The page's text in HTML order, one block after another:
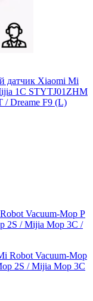
датчик Xiaomi Mi
1C STYTJ01ZHM
/ Dreame F9 (L)
Vacuum-Mop P
2S / Mijia Mop 3C /